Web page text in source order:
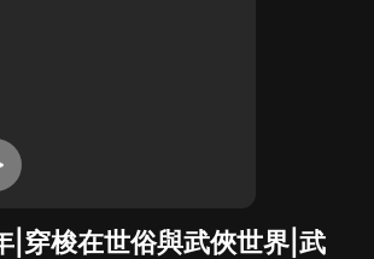
|穿梭在世俗與武俠世界|武